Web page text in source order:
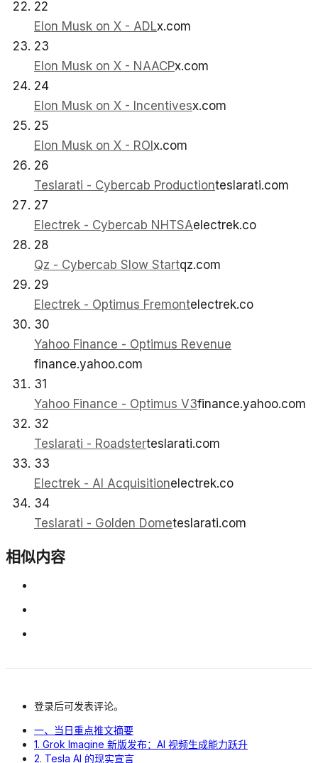
22
Elon Musk on X - ADLx.com
23
Elon Musk on X - NAACPx.com
24
Elon Musk on X - Incentivesx.com
25
Elon Musk on X - ROIx.com
26
Teslarati - Cybercab Productionteslarati.com
27
Electrek - Cybercab NHTSAelectrek.co
28
Qz - Cybercab Slow Startqz.com
29
Electrek - Optimus Fremontelectrek.co
30
Yahoo Finance - Optimus Revenue
finance.yahoo.com
31
Yahoo Finance - Optimus V3finance.yahoo.com
32
Teslarati - Roadsterteslarati.com
33
Electrek - AI Acquisitionelectrek.co
34
Teslarati - Golden Dometeslarati.com
相似内容
登录后可发表评论。
一、当日重点推文摘要
1. Grok Imagine 新版发布：AI 视频生成能力跃升
2. Tesla AI 的现实宣言